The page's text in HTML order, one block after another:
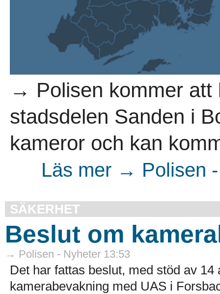
→ Polisen kommer att
stadsdelen Sanden i
kameror och kan
Läs mer → Polisen
SÄKERHET
Beslut om
→ Polisen - Nyheter 13:53
Det har fattas beslut, med stöd av
kamerabevakning med UAS i